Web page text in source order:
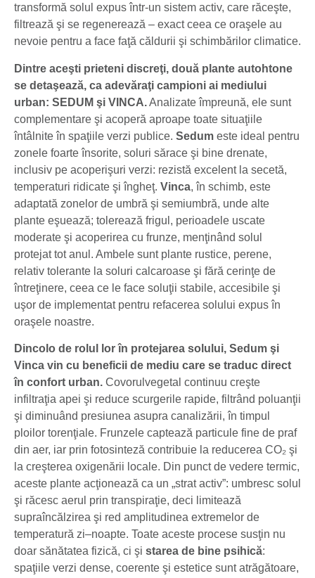
transformă solul expus într-un sistem activ, care răceşte,
filtrează şi se regenerează – exact ceea ce oraşele au
nevoie pentru a face faţă căldurii şi schimbărilor climatice.
Dintre aceşti prieteni discreţi, două plante autohtone
se detaşează, ca adevăraţi campioni ai mediului
urban: SEDUM şi VINCA.Analizate împreună, ele sunt
complementare şi acoperă aproape toate situaţiile
întâlnite în spaţiile verzi publice. Sedum este ideal pentru
zonele foarte însorite, soluri sărace şi bine drenate,
inclusiv pe acoperişuri verzi: rezistă excelent la secetă,
temperaturi ridicate şi îngheţ. Vinca, în schimb, este
adaptată zonelor de umbră şi semiumbră, unde alte
plante eşuează; tolerează frigul, perioadele uscate
moderate şi acoperirea cu frunze, menţinând solul
protejat tot anul. Ambele sunt plante rustice, perene,
relativ tolerante la soluri calcaroase şi fără cerinţe de
întreţinere, ceea ce le face soluţii stabile, accesibile şi
uşor de implementat pentru refacerea solului expus în
oraşele noastre.
Dincolo de rolul lor în protejarea solului, Sedum şi
Vinca vin cu beneficii de mediu care se traduc direct
în confort urban. Covorulvegetal continuu creşte
infiltraţia apei şi reduce scurgerile rapide, filtrând poluanţii
şi diminuând presiunea asupra canalizării, în timpul
ploilor torenţiale. Frunzele captează particule fine de praf
din aer, iar prin fotosinteză contribuie la reducerea CO₂ şi
la creşterea oxigenării locale. Din punct de vedere termic,
aceste plante acţionează ca un „strat activ”: umbresc solul
şi răcesc aerul prin transpiraţie, deci limitează
supraîncălzirea şi red amplitudinea extremelor de
temperatură zi–noapte. Toate aceste procese susţin nu
doar sănătatea fizică, ci şi starea de bine psihică:
spaţiile verzi dense, coerente şi estetice sunt atrăgătoare,